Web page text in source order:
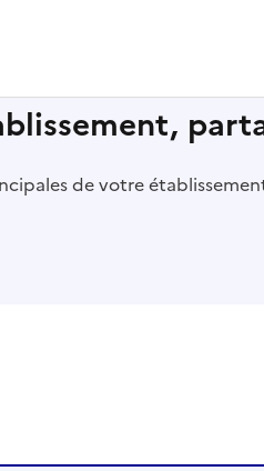
de votre